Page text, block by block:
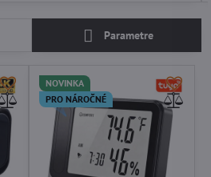
Parametre
NOVINKA
PRO NÁROČNÉ